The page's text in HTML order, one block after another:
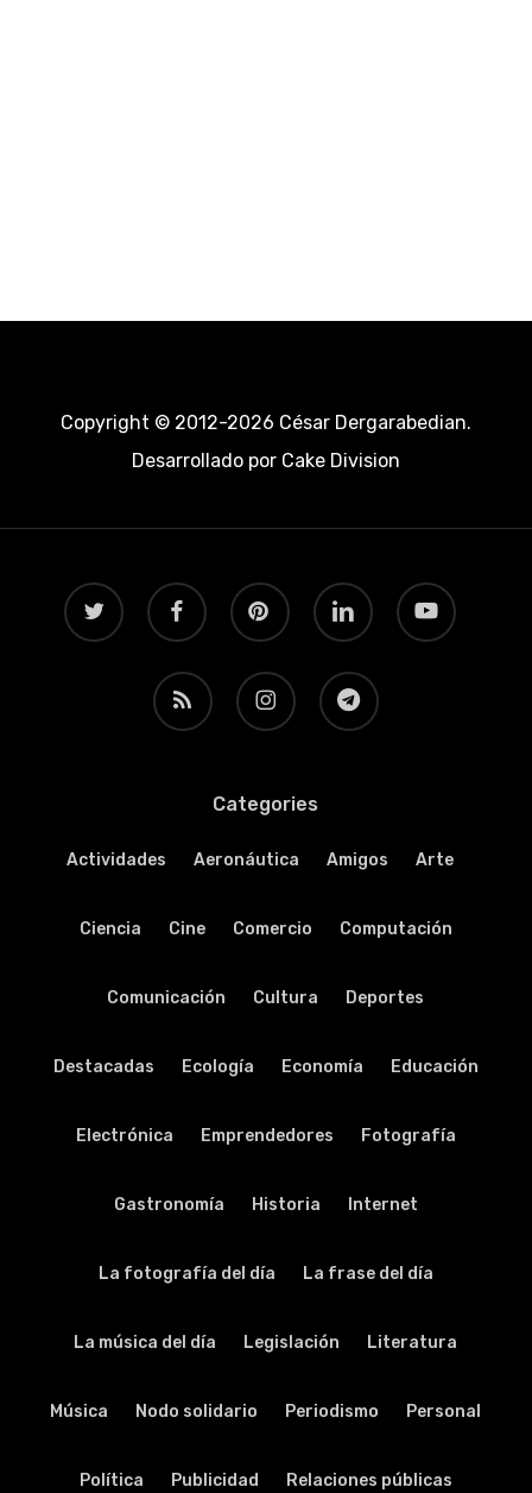
Copyright © 2012-2026 César Dergarabedian.
Desarrollado porCake Division
twitter facebook pinterest linkedin youtube
RSS instagram telegram
Categories
Actividades Aeronáutica Amigos Arte
Ciencia Cine Comercio Computación
Comunicación Cultura Deportes
Destacadas Ecología Economía Educación
Electrónica Emprendedores Fotografía
Gastronomía Historia Internet
La fotografía del día La frase del día
La música del día Legislación Literatura
Música Nodo solidario Periodismo Personal
Política Publicidad Relaciones públicas